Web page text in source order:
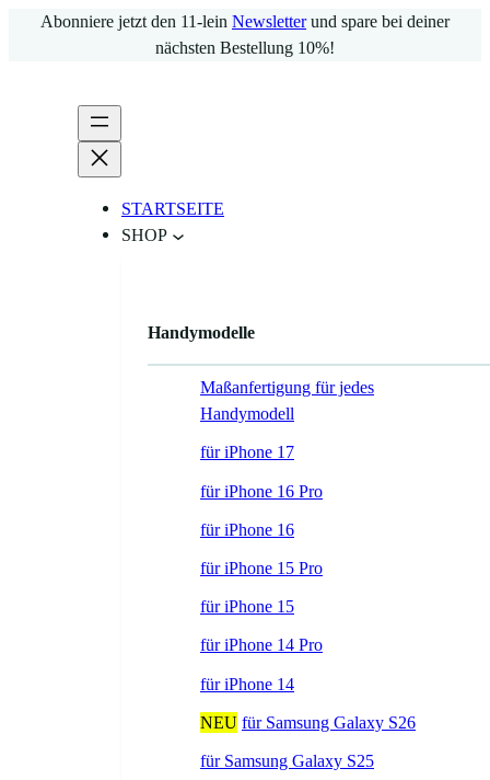
Abonniere jetzt den 11-lein Newsletterund spare bei deiner
nächsten Bestellung 10%!
STARTSEITE
SHOP
Handymodelle
Maßanfertigung für jedes
Handymodell
für iPhone 17
für iPhone 16 Pro
für iPhone 16
für iPhone 15 Pro
für iPhone 15
für iPhone 14 Pro
für iPhone 14
NEU für Samsung Galaxy S26
für Samsung Galaxy S25